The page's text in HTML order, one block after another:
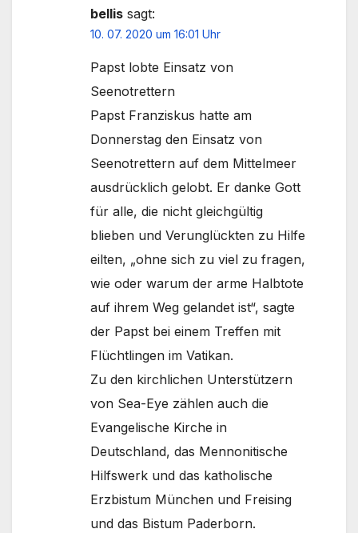
bellis sagt:
10. 07. 2020 um 16:01 Uhr
Papst lobte Einsatz von
Seenotrettern
Papst Franziskus hatte am
Donnerstag den Einsatz von
Seenotrettern auf dem Mittelmeer
ausdrücklich gelobt. Er danke Gott
für alle, die nicht gleichgültig
blieben und Verunglückten zu Hilfe
eilten, „ohne sich zu viel zu fragen,
wie oder warum der arme Halbtote
auf ihrem Weg gelandet ist“, sagte
der Papst bei einem Treffen mit
Flüchtlingen im Vatikan.
Zu den kirchlichen Unterstützern
von Sea-Eye zählen auch die
Evangelische Kirche in
Deutschland, das Mennonitische
Hilfswerk und das katholische
Erzbistum München und Freising
und das Bistum Paderborn.